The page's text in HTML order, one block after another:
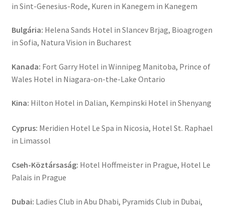
in Sint-Genesius-Rode, Kuren in Kanegem in Kanegem
Bulgária: Helena Sands Hotel in Slancev Brjag, Bioagrogen
in Sofia, Natura Vision in Bucharest
Kanada: Fort Garry Hotel in Winnipeg Manitoba, Prince of
Wales Hotel in Niagara-on-the-Lake Ontario
Kina: Hilton Hotel in Dalian, Kempinski Hotel in Shenyang
Cyprus: Meridien Hotel Le Spa in Nicosia, Hotel St. Raphael
in Limassol
Cseh-Köztársaság: Hotel Hoffmeister in Prague, Hotel Le
Palais in Prague
Dubai: Ladies Club in Abu Dhabi, Pyramids Club in Dubai,